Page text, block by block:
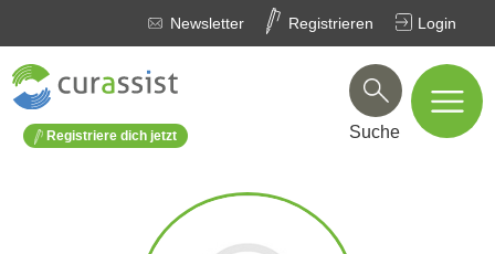
Login
Registrieren
Newsletter
Registriere dich jetzt Suche